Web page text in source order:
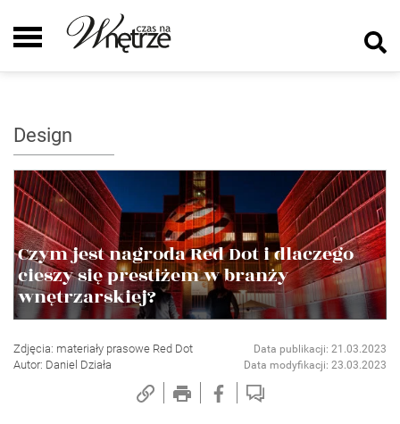
Design
Czym jest nagroda Red Dot i dlaczego
cieszy się prestiżem w branży
wnętrzarskiej?
Zdjęcia: materiały prasowe Red Dot
Autor: Daniel Działa
Data publikacji: 21.03.2023
Data modyfikacji: 23.03.2023